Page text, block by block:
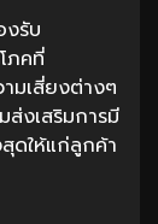
รับ
ภคที่
มเสี่ยงต่างๆ
งเสริมการมี
ดให้แก่ลูกค้า